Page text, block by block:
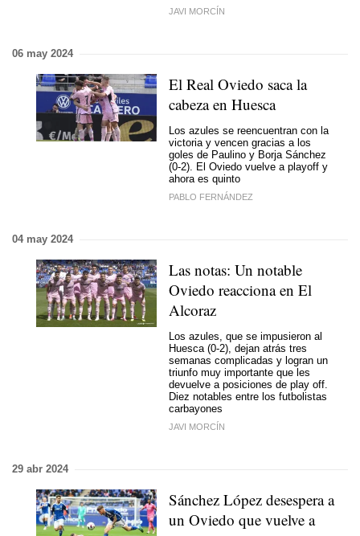
JAVI MORCÍN
06 may 2024
El Real Oviedo saca la
cabeza en Huesca
Los azules se reencuentran con la
victoria y vencen gracias a los
goles de Paulino y Borja Sánchez
(0-2). El Oviedo vuelve a playoff y
ahora es quinto
PABLO FERNÁNDEZ
04 may 2024
Las notas: Un notable
Oviedo reacciona en El
Alcoraz
Los azules, que se impusieron al
Huesca (0-2), dejan atrás tres
semanas complicadas y logran un
triunfo muy importante que les
devuelve a posiciones de play off.
Diez notables entre los futbolistas
carbayones
JAVI MORCÍN
29 abr 2024
Sánchez López desespera a
un Oviedo que vuelve a